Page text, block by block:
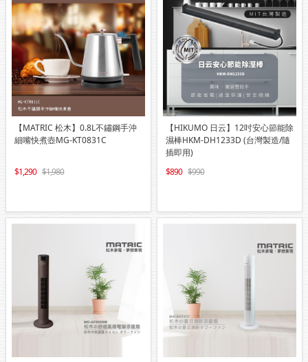
【MATRIC 松木】0.8L不鏽鋼手沖
細嘴快煮壺MG-KT0831C
1,290 1,980
【HIKUMO 日云】12吋安心節能除
濕棒HKM-DH1233D (台灣製造/隨
插即用)
890
990